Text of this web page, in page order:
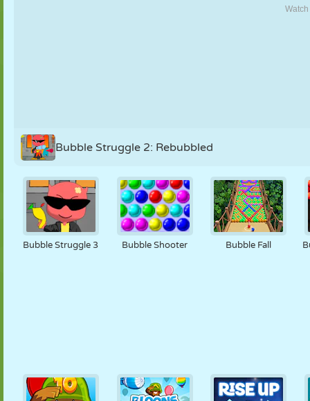
Bubble Struggle 2: Rebubbled
Bubble Struggle 3 Bubble Shooter Bubble Fall